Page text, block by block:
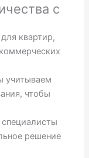
с
квартир,
учитываем
чтобы
решение